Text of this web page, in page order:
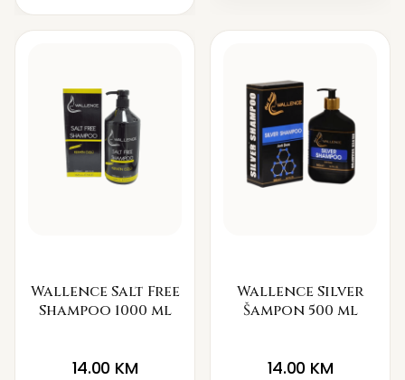
Wallence Salt Free
Shampoo 1000 ml
14.00 KM
Wallence Silver
Šampon 500 ml
14.00 KM